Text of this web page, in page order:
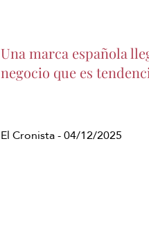
Una marca española
negocio que es
El Cronista - 04/12/2025